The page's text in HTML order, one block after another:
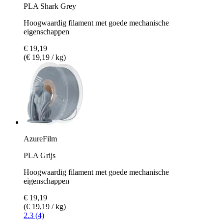
PLA Shark Grey
Hoogwaardig filament met goede mechanische
eigenschappen
€ 19,19
(€ 19,19 / kg)
AzureFilm
PLA Grijs
Hoogwaardig filament met goede mechanische
eigenschappen
€ 19,19
(€ 19,19 / kg)
2.3 (4)